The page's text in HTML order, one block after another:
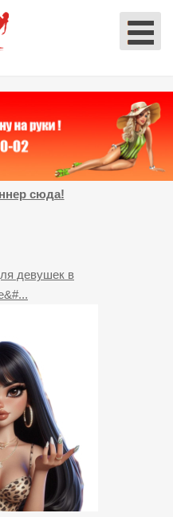
сюда!
девушек в